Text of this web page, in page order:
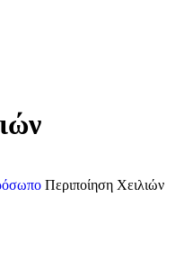
Περιποίηση Χειλιών